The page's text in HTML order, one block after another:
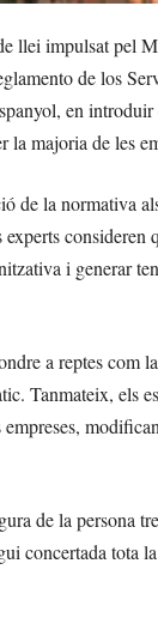
llei impulsat pel
de los
en
majoria de les
de la normativa
consideren
i generar
a reptes com
Tanmateix, els
de la persona
concertada tota